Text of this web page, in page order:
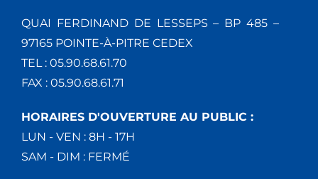
QUAI FERDINAND DE LESSEPS – BP 485 –
97165 POINTE-À-PITRE CEDEX
TEL : 05.90.68.61.70
FAX : 05.90.68.61.71
HORAIRES D'OUVERTURE AU PUBLIC :
LUN - VEN : 8H - 17H
SAM - DIM : FERMÉ